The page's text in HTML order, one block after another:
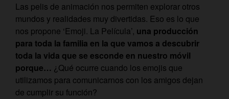
Las pelis de animación nos permiten explorar otros
mundos y realidades muy divertidas. Eso es lo que
nos propone ‘Emoji. La Película’, una producción
para toda la familia en la que vamos a descubrir
toda la vida que se esconde en nuestro móvil
porque… ¿Qué ocurre cuando los emojis que
utilizamos para comunicarnos con los amigos dejan
de cumplir su función?